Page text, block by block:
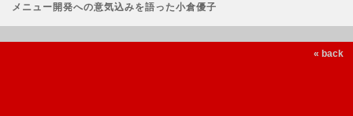
メニュー開発への意気込みを語った小倉優子
« back